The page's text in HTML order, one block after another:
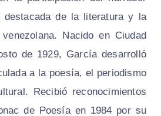
destacada de la literatura y la
Nacido en Ciudad
de 1929, García desarrolló
a la poesía, el periodismo
Recibió reconocimientos
de Poesía en 1984 por su